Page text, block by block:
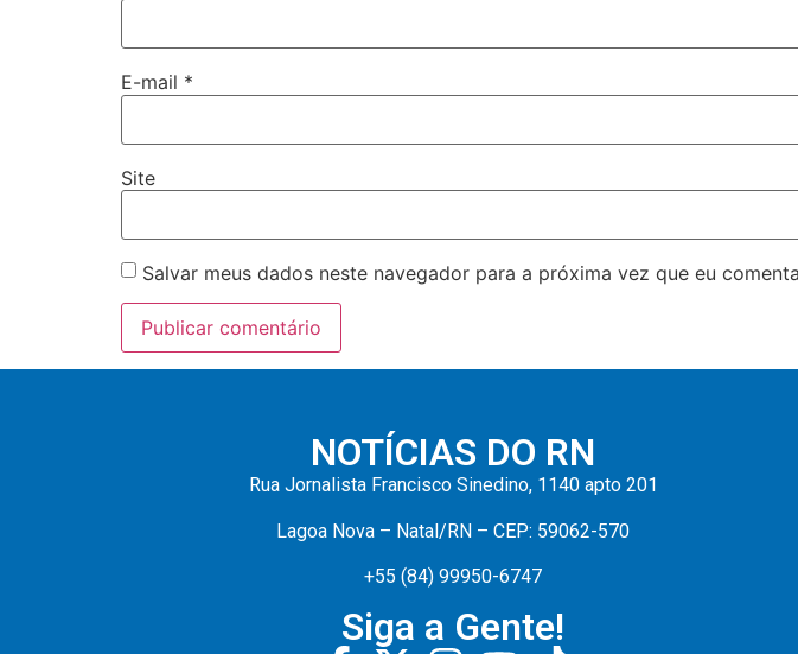
E-mail *
Site
Salvar meus dados neste navegador para a próxima vez que eu
NOTÍCIAS DO RN
Rua Jornalista Francisco Sinedino, 1140 apto 201
Lagoa Nova – Natal/RN – CEP: 59062-570
+55 (84) 99950-6747
Siga a Gente!